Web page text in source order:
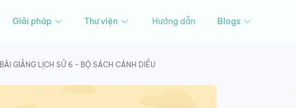
Giải pháp Thư viện Hướng dẫn Blogs
BÀI GIẢNG LỊCH SỬ 6 - BỘ SÁCH CÁNH DIỀU